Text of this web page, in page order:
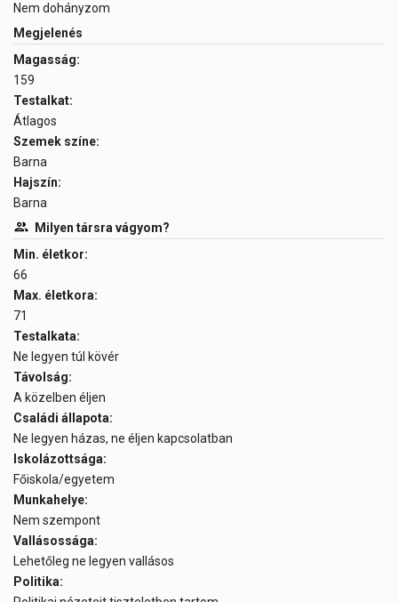
Nem dohányzom
Megjelenés
Magasság:
159
Testalkat:
Átlagos
Szemek színe:
Barna
Hajszín:
Barna
Milyen társra vágyom?
Min. életkor:
66
Max. életkora:
71
Testalkata:
Ne legyen túl kövér
Távolság:
A közelben éljen
Családi állapota:
Ne legyen házas, ne éljen kapcsolatban
Iskolázottsága:
Főiskola/egyetem
Munkahelye:
Nem szempont
Vallásossága:
Lehetőleg ne legyen vallásos
Politika: